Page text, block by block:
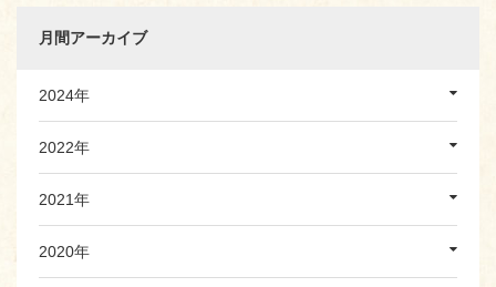
月間アーカイブ
2024年
2022年
2021年
2020年